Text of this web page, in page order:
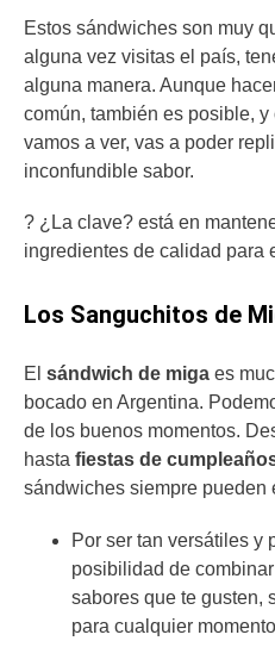
Estos sándwiches son muy
alguna vez visitas el país,
alguna manera. Aunque
común, también es posible,
vamos a ver, vas a poder
inconfundible sabor.
? ¿La clave? está en
ingredientes de calidad para
Los Sanguchitos de
El sándwich de miga es
bocado en Argentina.
de los buenos momentos.
hasta fiestas de
sándwiches siempre pueden
Por ser tan versátiles y
posibilidad de
sabores que te gusten,
para cualquier